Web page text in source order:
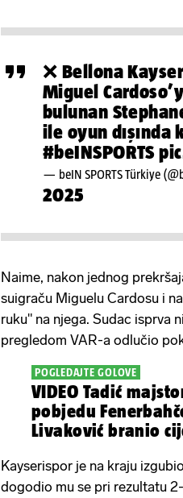
❌ Bellona
Miguel
bulunan
ile oyun dışında
#beINSPORTS
— beIN SPORTS Türkiye
2025
Naime, nakon jednog
suigraču Miguelu Cardosu i
ruku" na njega. Sudac isprva
pregledom VAR-a odlučio
POGLEDAJTE GOLOVE
VIDEO Tadić
pobjedu
Livaković branio
Kayserispor je na kraju
dogodio mu se pri rezultatu